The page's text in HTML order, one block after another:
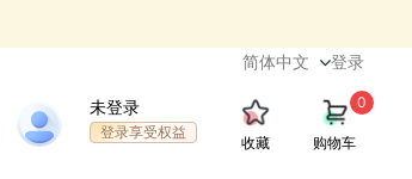
登录
未登录
登录享受权益
收藏 购物车
0